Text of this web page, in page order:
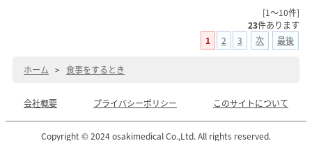
[1～10件]
23件あります
1
2 3 次 最後
ホーム > 食事をするとき
会社概要 プライバシーポリシー このサイトについて
Copyright © 2024 osakimedical Co.,Ltd. All rights reserved.